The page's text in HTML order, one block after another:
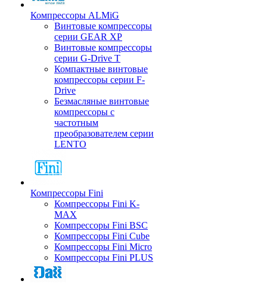
Компрессоры ALMiG
Винтовые компрессоры
серии GEAR XP
Винтовые компрессоры
серии G-Drive T
Компактные винтовые
компрессоры серии F-
Drive
Безмасляные винтовые
компрессоры с
частотным
преобразователем серии
LENTO
Компрессоры Fini
Компрессоры Fini K-
MAX
Компрессоры Fini BSC
Компрессоры Fini Cube
Компрессоры Fini Micro
Компрессоры Fini PLUS